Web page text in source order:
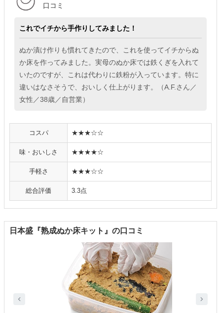
口コミ
これでイチから手作りしてみました！
ぬか漬け作りも慣れてきたので、これを使ってイチからぬ
か床を作ってみました。実母のぬか床では鉄くぎを入れて
いたのですが、これは代わりに鉄粉が入っています。特に
違いはなさそうで、おいしく仕上がります。（A.F.さん／
女性／38歳／自営業）
コスパ ★★★☆☆
味・おいしさ ★★★★☆
手軽さ ★★★☆☆
総合評価 3.3点
日本盛『熟成ぬか床キット』の口コミ